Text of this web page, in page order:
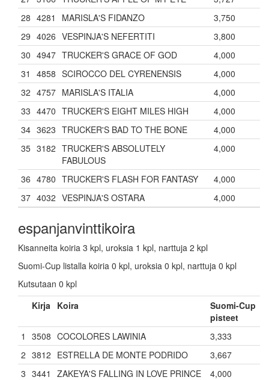
28 4281 MARISLA'S FIDANZO
3,750
29 4026 VESPINJA'S NEFERTITI
3,800
30 4947 TRUCKER'S GRACE OF GOD
4,000
31
4858 SCIROCCO DEL CYRENENSIS
4,000
32 4757 MARISLA'S ITALIA
4,000
33 4470 TRUCKER'S EIGHT MILES HIGH
4,000
34 3623 TRUCKER'S BAD TO THE BONE
4,000
35 3182 TRUCKER'S ABSOLUTELY
FABULOUS
4,000
36 4780 TRUCKER'S FLASH FOR FANTASY
4,000
37 4032 VESPINJA'S OSTARA 4,000
espanjanvinttikoira
Kisanneita koiria 3 kpl, uroksia 1 kpl, narttuja 2 kpl
Suomi-Cup listalla koiria 0 kpl, uroksia 0 kpl, narttuja 0 kpl
Kutsutaan 0 kpl
Kirja Koira
Suomi-Cup
pisteet
1
3508 COCOLORES LAWINIA
3,333
2 3812 ESTRELLA DE MONTE PODRIDO
3,667
3 3441 ZAKEYA'S FALLING IN LOVE PRINCE 4,000